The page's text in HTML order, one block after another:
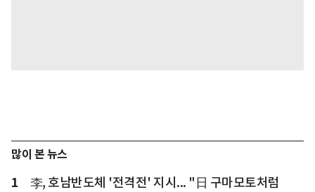
많이 본 뉴스
1
李, 호남반도체 '전격전' 지시... "日 구마모토처럼